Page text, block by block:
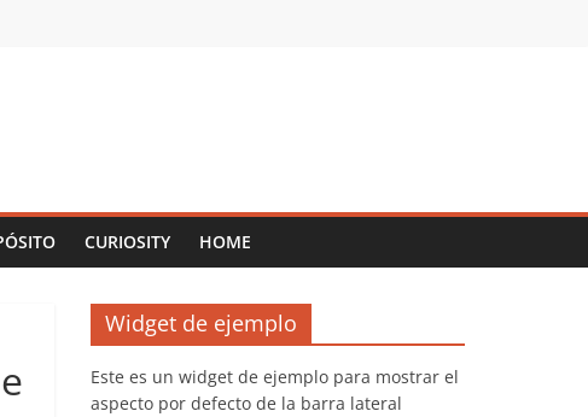
CURIOSITY HOME
Widget de ejemplo
Este es un widget de ejemplo para mostrar el
aspecto por defecto de la barra lateral